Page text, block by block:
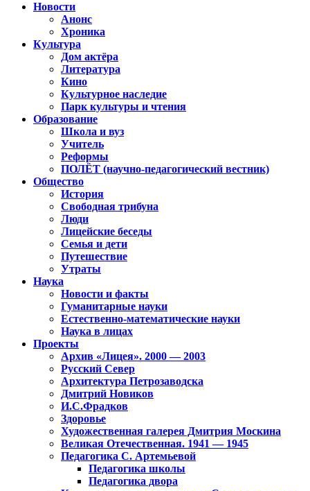
Новости
Анонс
Хроника
Культура
Дом актёра
Литература
Кино
Культурное наследие
Парк культуры и чтения
Образование
Школа и вуз
Учитель
Реформы
ПОЛЁТ (научно-педагогический вестник)
Общество
История
Свободная трибуна
Люди
Лицейские беседы
Семья и дети
Путешествие
Утраты
Наука
Новости и факты
Гуманитарные науки
Естественно-математические науки
Наука в лицах
Проекты
Архив «Лицея». 2000 — 2003
Русский Север
Архитектура Петрозаводска
Дмитрий Новиков
И.С.Фрадков
Здоровье
Художественная галерея Дмитрия Москина
Великая Отечественная. 1941 — 1945
Педагогика С. Артемьевой
Педагогика школы
Педагогика двора